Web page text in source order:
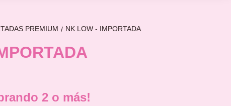
PREMIUM / NK LOW - IMPORTADA
2 o más!